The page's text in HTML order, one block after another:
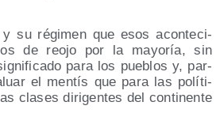
su régi­men que esos acon­te­ci­
de reo­jo por la mayo­ría, sin
para los pue­blos y, par­
el men­tís que para las polí­ti­
cla­ses diri­gen­tes del con­ti­nen­te